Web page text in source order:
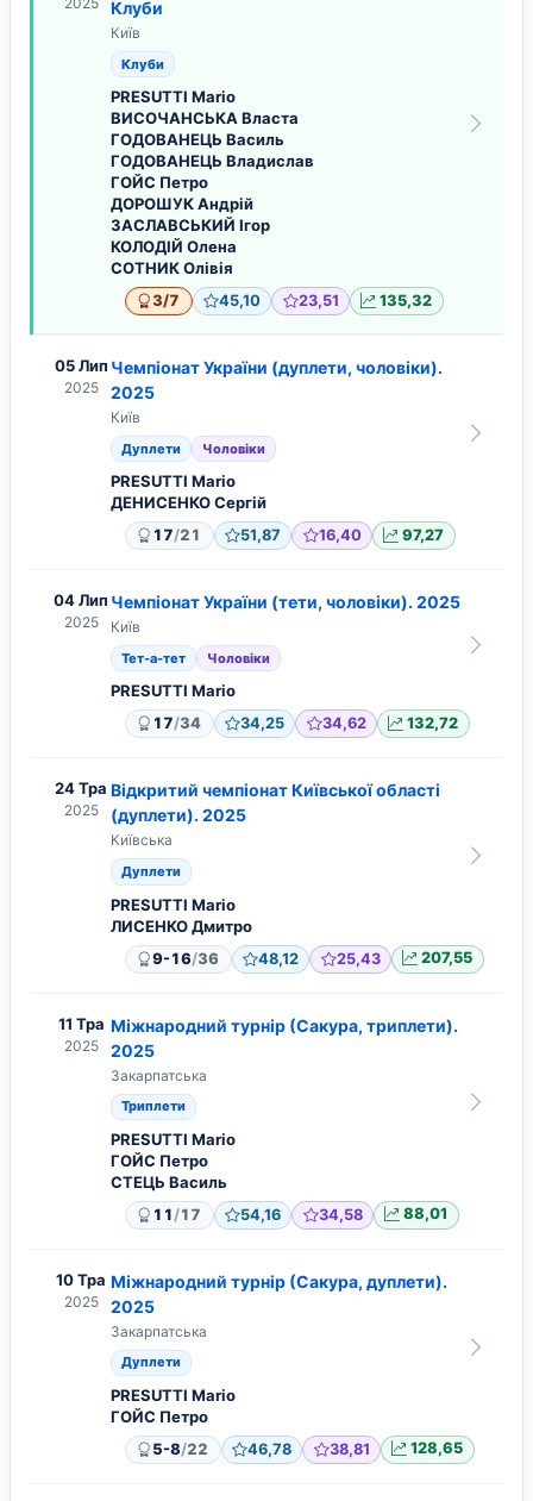
Клуби
Київ
Клуби
PRESUTTI Mario
ВИСОЧАНСЬКА Власта
ГОДОВАНЕЦЬ Василь
ГОДОВАНЕЦЬ Владислав
ГОЙС Петро
ДОРОШУК Андрій
ЗАСЛАВСЬКИЙ Ігор
КОЛОДІЙ Олена
СОТНИК Олівія
3/7 45,10 23,51 135,32
05 Лип
2025
Чемпіонат України (дуплети, чоловіки).
2025
Київ
Дуплети Чоловіки
PRESUTTI Mario
ДЕНИСЕНКО Сергій
17/21 51,87 16,40 97,27
04 Лип
2025
Чемпіонат України (тети, чоловіки). 2025
Київ
Тет-а-тет Чоловіки
PRESUTTI Mario
17/34 34,25 34,62 132,72
24 Тра
2025
Відкритий чемпіонат Київської області
(дуплети). 2025
Київська
Дуплети
PRESUTTI Mario
ЛИСЕНКО Дмитро
9-16/36 48,12 25,43 207,55
11 Тра
2025
Міжнародний турнір (Сакура, триплети).
2025
Закарпатська
Триплети
PRESUTTI Mario
ГОЙС Петро
СТЕЦЬ Василь
11 /17 54,16 34,58 88,01
10 Тра
2025
Міжнародний турнір (Сакура, дуплети).
2025
Закарпатська
Дуплети
PRESUTTI Mario
ГОЙС Петро
5-8/22 46,78 38,81 128,65